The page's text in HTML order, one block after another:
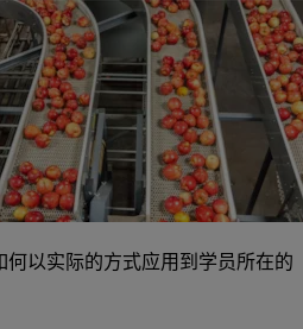
以实际的方式应用到学员所在的